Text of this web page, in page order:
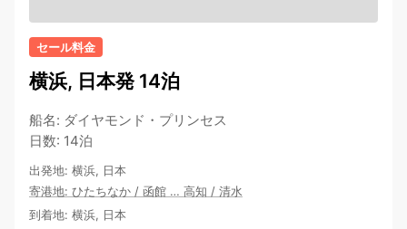
セール料金
横浜, 日本発 14泊
船名: ダイヤモンド・プリンセス
日数: 14泊
出発地: 横浜, 日本
寄港地: ひたちなか / 函館 … 高知 / 清水
到着地: 横浜, 日本